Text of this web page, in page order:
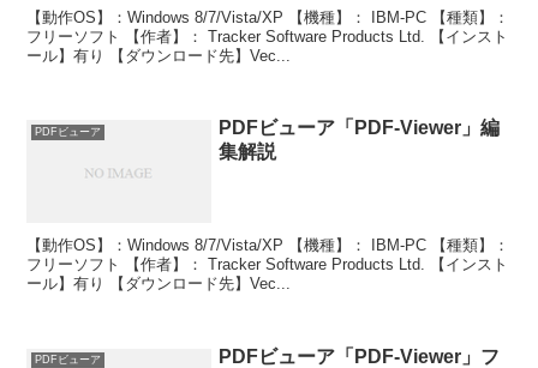
【動作OS】：Windows 8/7/Vista/XP 【機種】： IBM-PC 【種類】：
フリーソフト 【作者】： Tracker Software Products Ltd. 【インスト
ール】有り 【ダウンロード先】Vec...
PDFビューア
PDFビューア「PDF-Viewer」編
集解説
【動作OS】：Windows 8/7/Vista/XP 【機種】： IBM-PC 【種類】：
フリーソフト 【作者】： Tracker Software Products Ltd. 【インスト
ール】有り 【ダウンロード先】Vec...
PDFビューア
PDFビューア「PDF-Viewer」フ